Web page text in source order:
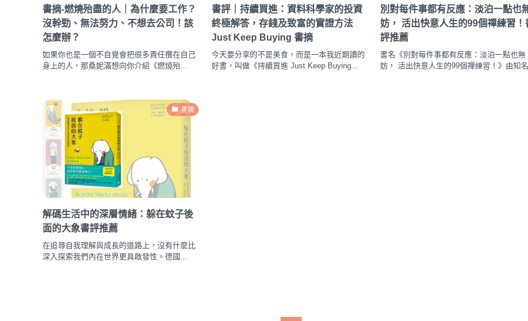
書摘-燃燒殆盡的人｜為什麼要工作？
沒幹勁、無法努力、不想去公司！該
怎麼辦？
如果你也是一個不自覺會把很多責任攬在自己
身上的人，那桑妮滿想向你介紹《燃燒殆...
書評｜持續買進：資料科學家的投資
終極解答，存錢及致富的實證方法
Just Keep Buying 書摘
今天要分享的不是美食，而是一本我近期讀的
好書，叫做《持續買進 Just Keep Buying...
別對每件事都有反應：淡泊一點也
妨， 活出快意人生的99個禪練習！
評推薦
書名《別對每件事都有反應：淡泊一點也無
妨， 活出快意人生的99個禪練習！》由知名
書摘
解碼生活中的深層情緒：躲在蚊子後
面的大象書評推薦
在追尋自我理解與成長的道路上，沒有什麼比
深入探索我們內在世界更具啟發性。德國...